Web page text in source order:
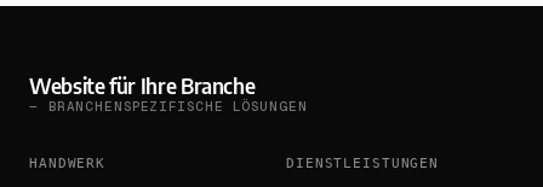
Website für Ihre Branche
— BRANCHENSPEZIFISCHE LÖSUNGEN
HANDWERK DIENSTLEISTUNGEN